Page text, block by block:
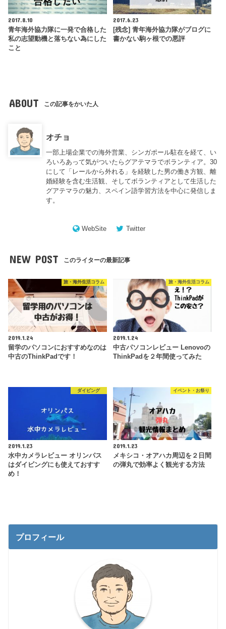
2017.8.10
青年海外協力隊に一発で合格した
私の志望動機と落ちない為にした
こと
2017.6.23
[残念] 青年海外協力隊がブログに
書かない駒ヶ根での悪評
ABOUT この記事をかいた人
オチョ
一部上場企業での海外営業、シンガポール駐在を経て、い
ろいろあって気がついたらグアテマラでボランティア。30
にして「レールから外れる」を経験した男の働き方観、離
婚経験を含む生活観、そしてボランティアとして生活した
グアテマラの魅力、スペイン語学習方法を中心に発信しま
す。
WebSite Twitter
NEW POST このライターの最新記事
旅・海外生活コラム
2019.1.24
留学のパソコンにおすすめなのは
中古のThinkPadです！
旅・海外生活コラム
2019.1.24
中古パソコンレビュー Lenovoの
ThinkPadを２年間使ってみた
ダイビング
2019.1.23
水中カメラレビュー オリンパス
はダイビングにも使えておすす
め！
イベント・お祭り
2019.1.23
メキシコ・オアハカ周辺を２日間
の弾丸で効率よく観光する方法
プロフィール